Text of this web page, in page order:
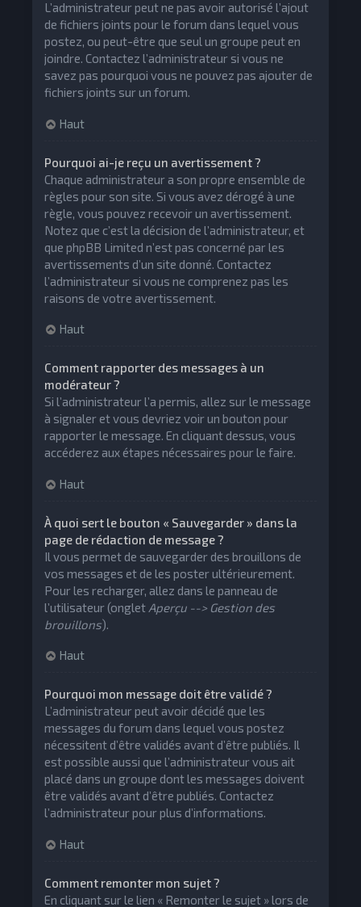
L’administrateur peut ne pas avoir autorisé l’ajout
de fichiers joints pour le forum dans lequel vous
postez, ou peut-être que seul un groupe peut en
joindre. Contactez l’administrateur si vous ne
savez pas pourquoi vous ne pouvez pas ajouter de
fichiers joints sur un forum.
Haut
Pourquoi ai-je reçu un avertissement ?
Chaque administrateur a son propre ensemble de
règles pour son site. Si vous avez dérogé à une
règle, vous pouvez recevoir un avertissement.
Notez que c’est la décision de l’administrateur, et
que phpBB Limited n’est pas concerné par les
avertissements d’un site donné. Contactez
l’administrateur si vous ne comprenez pas les
raisons de votre avertissement.
Haut
Comment rapporter des messages à un
modérateur ?
Si l’administrateur l’a permis, allez sur le message
à signaler et vous devriez voir un bouton pour
rapporter le message. En cliquant dessus, vous
accéderez aux étapes nécessaires pour le faire.
Haut
À quoi sert le bouton « Sauvegarder » dans la
page de rédaction de message ?
Il vous permet de sauvegarder des brouillons de
vos messages et de les poster ultérieurement.
Pour les recharger, allez dans le panneau de
l’utilisateur (onglet Aperçu --> Gestion des
brouillons).
Haut
Pourquoi mon message doit être validé ?
L’administrateur peut avoir décidé que les
messages du forum dans lequel vous postez
nécessitent d’être validés avant d’être publiés. Il
est possible aussi que l’administrateur vous ait
placé dans un groupe dont les messages doivent
être validés avant d’être publiés. Contactez
l’administrateur pour plus d’informations.
Haut
Comment remonter mon sujet ?
En cliquant sur le lien « Remonter le sujet » lors de